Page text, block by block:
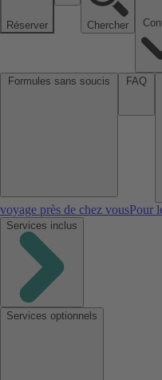
Réserver Chercher
voyage près de chez vousPour
Services inclus
Services optionnels